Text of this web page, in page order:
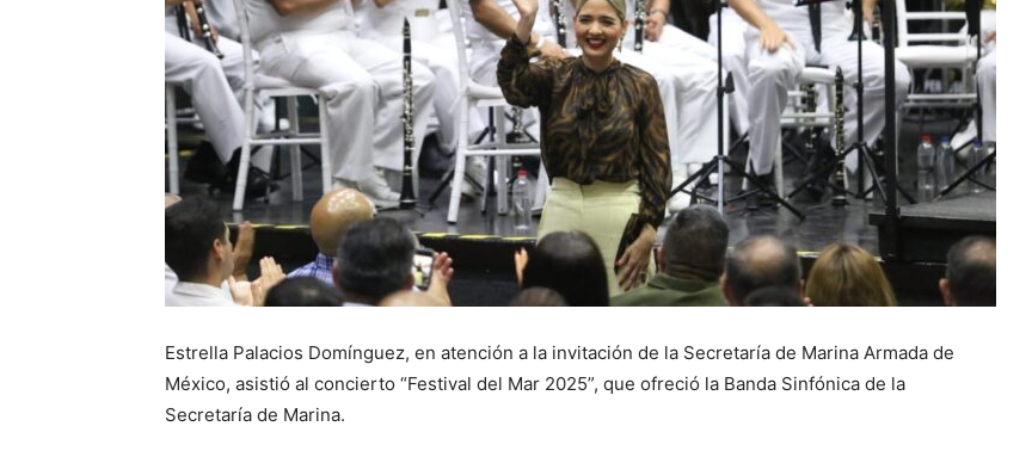
Estrella Palacios Domínguez, en atención a la invitación de la Secretaría de Marina Armada de
México, asistió al concierto “Festival del Mar 2025”, que ofreció la Banda Sinfónica de la
Secretaría de Marina.